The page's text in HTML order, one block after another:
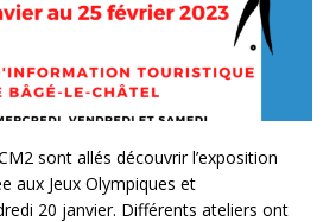
sont allés découvrir l’exposition
aux Jeux Olympiques et
20 janvier. Différents ateliers ont